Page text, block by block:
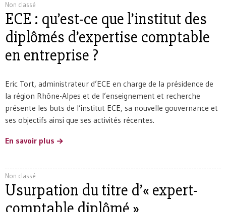
Non classé
ECE : qu’est-ce que l’institut des
diplômés d’expertise comptable
en entreprise ?
Eric Tort, administrateur d’ECE en charge de la présidence de
la région Rhône-Alpes et de l’enseignement et recherche
présente les buts de l’institut ECE, sa nouvelle gouvernance et
ses objectifs ainsi que ses activités récentes.
En savoir plus
Non classé
Usurpation du titre d’« expert-